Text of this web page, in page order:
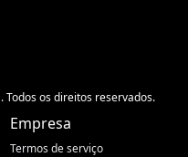
os direitos reservados.
Empresa
Termos de serviço